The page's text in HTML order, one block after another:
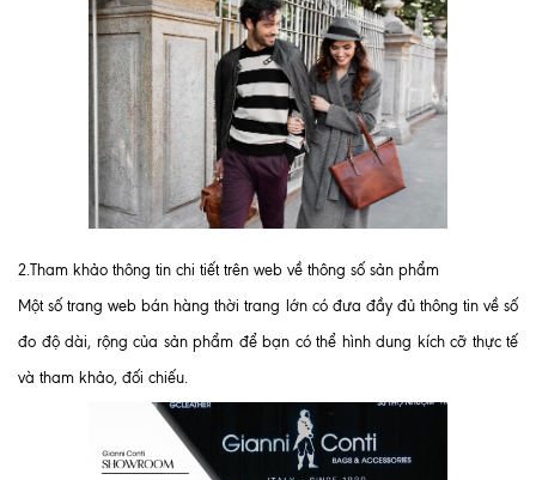
2.Tham khảo thông tin chi tiết trên web về thông số sản phẩm
Một số trang web bán hàng thời trang lớn có đưa đầy đủ thông tin về số
đo độ dài, rộng của sản phẩm để bạn có thể hình dung kích cỡ thực tế
và tham khảo, đối chiếu.